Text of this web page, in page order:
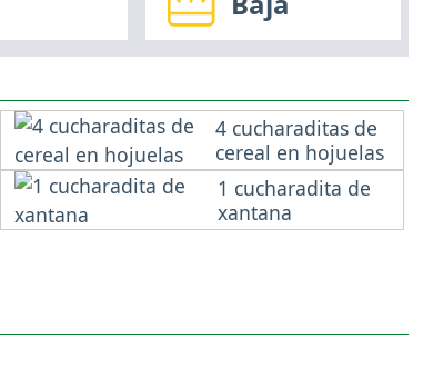
4 cucharaditas de
cereal en hojuelas
1 cucharadita de
xantana